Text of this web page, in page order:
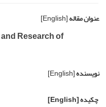
عنوان مقاله[English]
Research of
نویسنده[English]
چکیده[English]